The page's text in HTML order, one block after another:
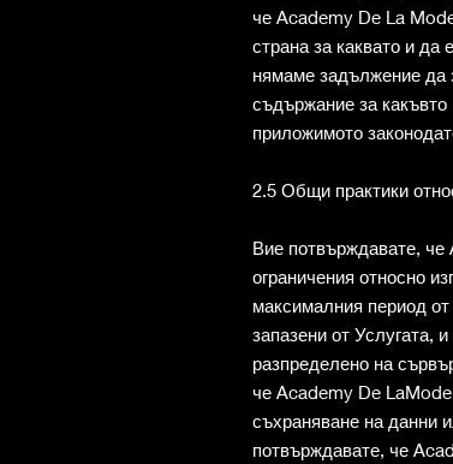
че Academy De La
страна за каквато и
нямаме задължение да
съдържание за
приложимото
2.5 Общи практики
Вие потвърждавате,
ограничения относно
максималния период
запазени от Услугата,
разпределено на
че Academy De LaMode
съхраняване на данни
потвърждавате, че